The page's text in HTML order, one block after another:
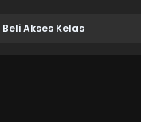
Beli Akses Kelas